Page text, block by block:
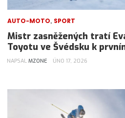
AUTO-MOTO, SPORT
Mistr zasněžených tratí
Toyotu ve Švédsku k
NAPSAL MZONE ÚNO 17, 2026